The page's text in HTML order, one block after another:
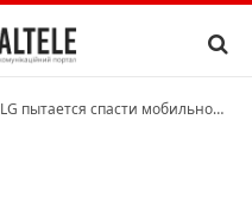
LG пытается спасти мобильное подразделение